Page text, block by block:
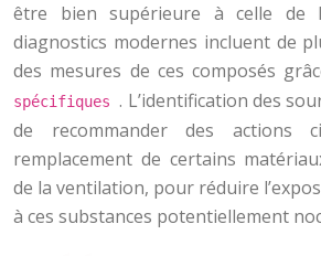
être bien supérieure à celle de
diagnostics modernes incluent de
des mesures de ces composés
spécifiques. L’identification des
de recommander des actions
remplacement de certains
de la ventilation, pour réduire
à ces substances potentiellement